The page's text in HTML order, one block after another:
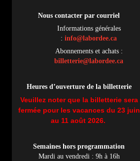
Nous contacter par courriel
Informations générales
: info@labordee.ca
Abonnements et achats :
billetterie@labordee.ca
Heures d’ouverture de la billetterie
Veuillez noter que la billetterie sera
fermée pour les vacances du 23 juin
au 11 août 2026.
Semaines hors programmation
Mardi au vendredi : 9h à 16h